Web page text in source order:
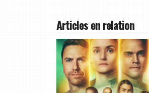
Articles en relation